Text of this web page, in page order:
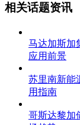
相关话题资讯
马达加斯加
应用前景
苏里南新能
用指南
哥斯达黎加